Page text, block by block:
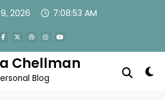
2026 7:08:53 AM
Chellman
Blog